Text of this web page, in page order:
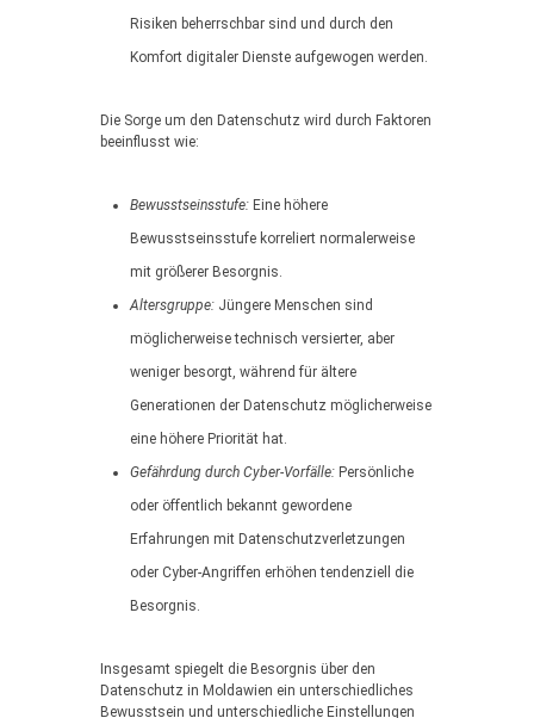
Risiken beherrschbar sind und durch den
Komfort digitaler Dienste aufgewogen werden.
Die Sorge um den Datenschutz wird durch Faktoren
beeinflusst wie:
Bewusstseinsstufe: Eine höhere
Bewusstseinsstufe korreliert normalerweise
mit größerer Besorgnis.
Altersgruppe: Jüngere Menschen sind
möglicherweise technisch versierter, aber
weniger besorgt, während für ältere
Generationen der Datenschutz möglicherweise
eine höhere Priorität hat.
Gefährdung durch Cyber-Vorfälle: Persönliche
oder öffentlich bekannt gewordene
Erfahrungen mit Datenschutzverletzungen
oder Cyber-Angriffen erhöhen tendenziell die
Besorgnis.
Insgesamt spiegelt die Besorgnis über den
Datenschutz in Moldawien ein unterschiedliches
Bewusstsein und unterschiedliche Einstellungen